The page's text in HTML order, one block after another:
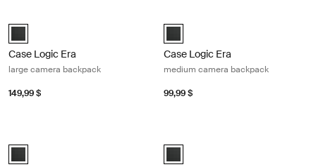
Case Logic Era Large Camera Backpack Noir obsidienne (selected)
Case Logic Era
large camera backpack
149,99 $
Case Logic Era Medium Camera
Case Logic Era
medium camera backpack
99,99 $
Case Logic Era Small Camera Backpack Noir obsidienne (selected)
Case Logic Era DSLR Shoulder